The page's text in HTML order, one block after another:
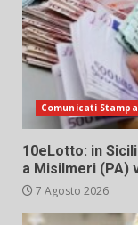
Comunicati Stampa
10eLotto: in
a Misilmeri (PA)
7 Agosto 2026